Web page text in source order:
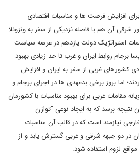
برای افزایش فرصت ها و مناسبات اقتصادی
آن هم با فاصله نزدیکی از سفر به ونزوئلا
استراتژیک دولت یازدهم در عرصه سیاست
روابط ایران و غرب تا حد زیادی بهبود
کشورهای غربی از سفر به ایران و افزایش
اما بروز برخی بدعهدی ها در اجرای برجام و
مقامات غربی برای بهبود مناسبات با کشورمان
برسد که به ایجاد نوعی "توازن
نیازمند است که در قالب آن مناسبات
در دو جبهه شرقی و غربی گسترش یابد و از
لزوم استفاده شود.